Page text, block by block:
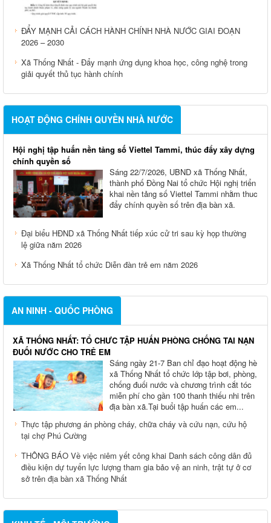
ĐẨY MẠNH CẢI CÁCH HÀNH CHÍNH NHÀ NƯỚC GIAI ĐOẠN
2026 – 2030
Xã Thống Nhất - Đẩy mạnh ứng dụng khoa học, công nghệ trong
giải quyết thủ tục hành chính
HOẠT ĐỘNG CHÍNH QUYỀN NHÀ NƯỚC
Hội nghị tập huấn nền tảng số Viettel Tammi, thúc đẩy xây dựng
chính quyền số
Sáng 22/7/2026, UBND xã Thống Nhất,
thành phố Đồng Nai tổ chức Hội nghị triển
khai nền tảng số Viettel Tammi nhằm thuc
đẩy chính quyền số trên địa bàn xã.
Đại biểu HĐND xã Thống Nhất tiếp xúc cử tri sau kỳ họp thường
lệ giữa năm 2026
Xã Thống Nhất tổ chức Diễn đàn trẻ em năm 2026
AN NINH - QUỐC PHÒNG
XÃ THỐNG NHẤT: TỔ CHƯC TẬP HUẤN PHÒNG CHỐNG TAI NẠN
ĐUỐI NƯỚC CHO TRẺ EM
Sáng ngày 21-7 Ban chỉ đạo hoạt động hè
xã Thống Nhất tổ chức lớp tập bơi, phòng,
chống đuối nước và chương trình cắt tóc
miễn phí cho gần 100 thanh thiếu nhi trên
địa bàn xã.Tại buổi tập huấn các em...
Thực tập phương án phòng cháy, chữa cháy và cứu nạn, cứu hộ
tại chợ Phú Cường
THÔNG BÁO Về việc niêm yết công khai Danh sách công dân đủ
điều kiện dự tuyển lực lượng tham gia bảo vệ an ninh, trật tự ở cơ
sở trên địa bàn xã Thống Nhất